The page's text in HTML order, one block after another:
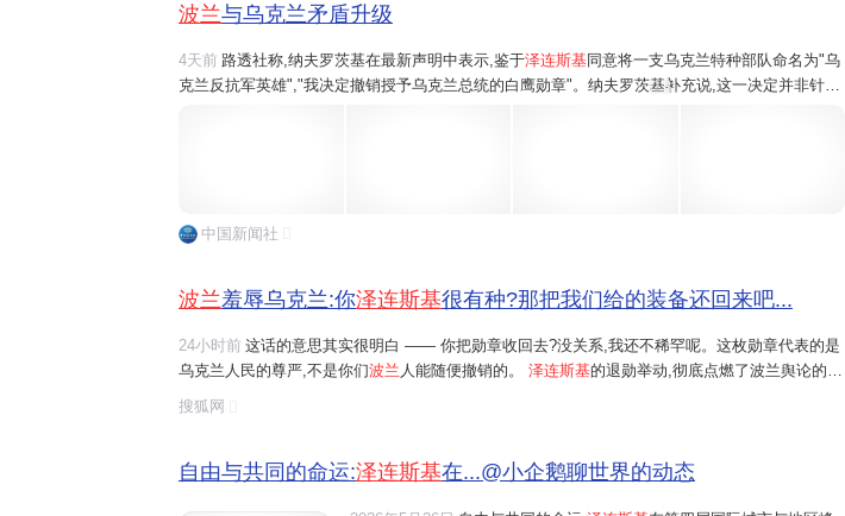
波兰与乌克兰矛盾升级
4天前 路透社称,纳夫罗茨基在最新声明中表示,鉴于泽连斯基同意将一支乌克兰特种部队命名为"乌
克兰反抗军英雄","我决定撤销授予乌克兰总统的白鹰勋章"。纳夫罗茨基补充说,这一决定并非针对
8
中国新闻社
波兰羞辱乌克兰:你泽连斯基很有种?那把我们给的装备还回来吧...
24小时前 这话的意思其实很明白 —— 你把勋章收回去?没关系,我还不稀罕呢。这枚勋章代表的是
乌克兰人民的尊严,不是你们波兰 人能随便撤销的。 泽连斯基的退勋举动,彻底点燃了波兰舆论的怒
火。 波兰舆论对此反应强烈。米莱尔也在节目中直言,
搜狐网
自由与共同的命运:泽连斯基在...@小企鹅聊世界的动态